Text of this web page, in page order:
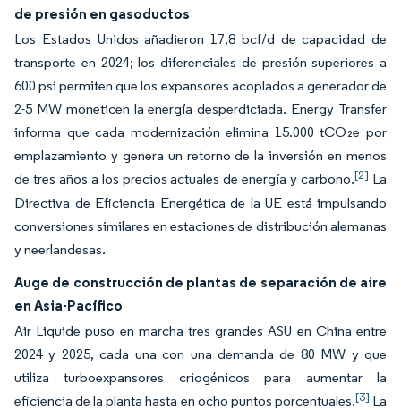
de presión en gasoductos
Los Estados Unidos añadieron 17,8 bcf/d de capacidad de
transporte en 2024; los diferenciales de presión superiores a
600 psi permiten que los expansores acoplados a generador de
2-5 MW moneticen la energía desperdiciada. Energy Transfer
informa que cada modernización elimina 15.000 tCO₂e por
emplazamiento y genera un retorno de la inversión en menos
de tres años a los precios actuales de energía y carbono.[2] La
Directiva de Eficiencia Energética de la UE está impulsando
conversiones similares en estaciones de distribución alemanas
y neerlandesas.
Auge de construcción de plantas de separación de aire
en Asia-Pacífico
Air Liquide puso en marcha tres grandes ASU en China entre
2024 y 2025, cada una con una demanda de 80 MW y que
utiliza turboexpansores criogénicos para aumentar la
eficiencia de la planta hasta en ocho puntos porcentuales.[3] La